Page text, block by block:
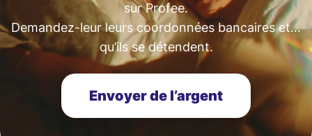
sur Profee.
Demandez-leur leurs coordonnées bancaires et…
qu’ils se détendent.
Envoyer de l’argent